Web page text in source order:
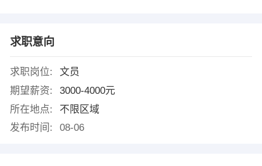
求职意向
求职岗位:
文员
期望薪资:
3000-4000元
所在地点:
不限区域
发布时间:
08-06